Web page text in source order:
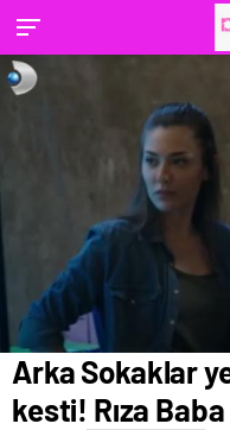
Arka Sokaklar
kesti! Rıza